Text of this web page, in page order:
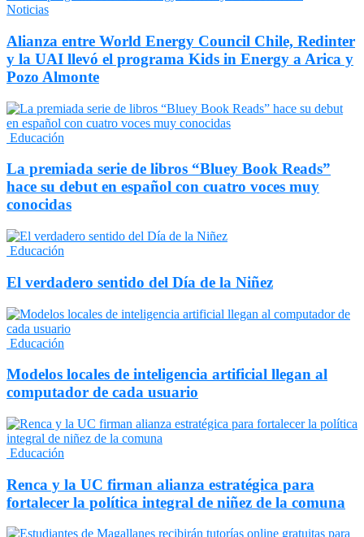
Noticias
Alianza entre World Energy Council Chile, Redinter
y la UAI llevó el programa Kids in Energy a Arica y
Pozo Almonte
Educación
La premiada serie de libros “Bluey Book Reads”
hace su debut en español con cuatro voces muy
conocidas
Educación
El verdadero sentido del Día de la Niñez
Educación
Modelos locales de inteligencia artificial llegan al
computador de cada usuario
Educación
Renca y la UC firman alianza estratégica para
fortalecer la política integral de niñez de la comuna